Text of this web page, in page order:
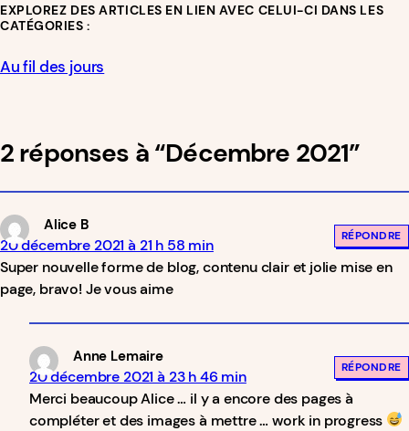
EXPLOREZ DES ARTICLES EN LIEN AVEC CELUI-CI DANS LES
CATÉGORIES :
Au fil des jours
2 réponses à “Décembre 2021”
Alice B
20 décembre 2021 à 21 h 58 min
Super nouvelle forme de blog, contenu clair et jolie mise en
page, bravo! Je vous aime
RÉPONDRE
Anne Lemaire
20 décembre 2021 à 23 h 46 min
Merci beaucoup Alice … il y a encore des pages à
compléter et des images à mettre … work in progress
RÉPONDRE